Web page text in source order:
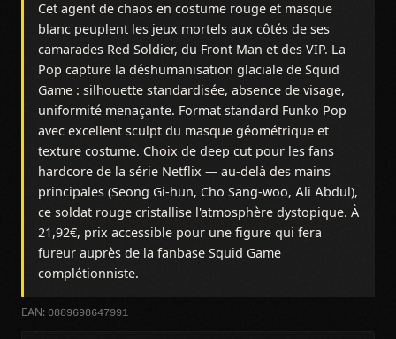
Cet agent de chaos en costume rouge et masque
blanc peuplent les jeux mortels aux côtés de ses
camarades Red Soldier, du Front Man et des VIP. La
Pop capture la déshumanisation glaciale de Squid
Game : silhouette standardisée, absence de visage,
uniformité menaçante. Format standard Funko Pop
avec excellent sculpt du masque géométrique et
texture costume. Choix de deep cut pour les fans
hardcore de la série Netflix — au-delà des mains
principales (Seong Gi-hun, Cho Sang-woo, Ali Abdul),
ce soldat rouge cristallise l'atmosphère dystopique. À
21,92€, prix accessible pour une figure qui fera
fureur auprès de la fanbase Squid Game
complétionniste.
EAN: 0889698647991